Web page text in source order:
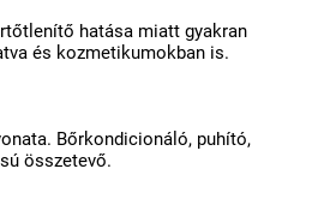
hatása miatt gyakran
és kozmetikumokban is.
Bőrkondicionáló, puhító,
összetevő.